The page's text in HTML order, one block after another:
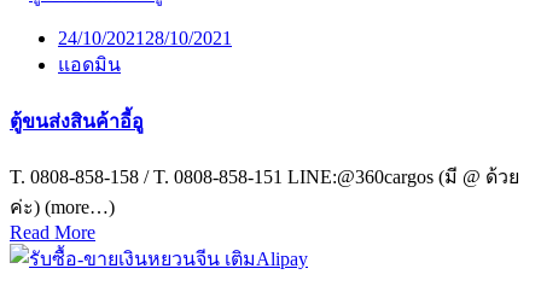
24/10/2021 28/10/2021
แอดมิน
ตู้ขนส่งสินค้าอี้อู
T. 0808-858-158 / T. 0808-858-151 LINE:@360cargos (มี @ ด้วย
ค่ะ) (more…)
Read More